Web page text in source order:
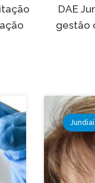
DAE
gestão
Jundiaí